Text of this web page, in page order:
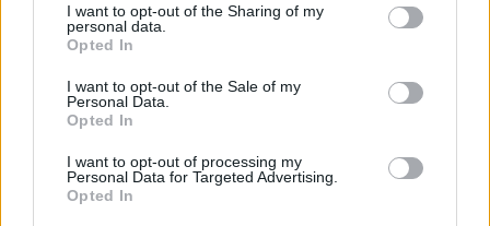
I want to opt-out of the Sharing of my
personal data.
Opted In
I want to opt-out of the Sale of my
Personal Data.
Opted In
I want to opt-out of processing my
Personal Data for Targeted Advertising.
Opted In
Γεωργιάδης: Πολλαπλά οφέλη από
τη συνεργασία δημοσίου και
27 Φεβρουαρίου 2026